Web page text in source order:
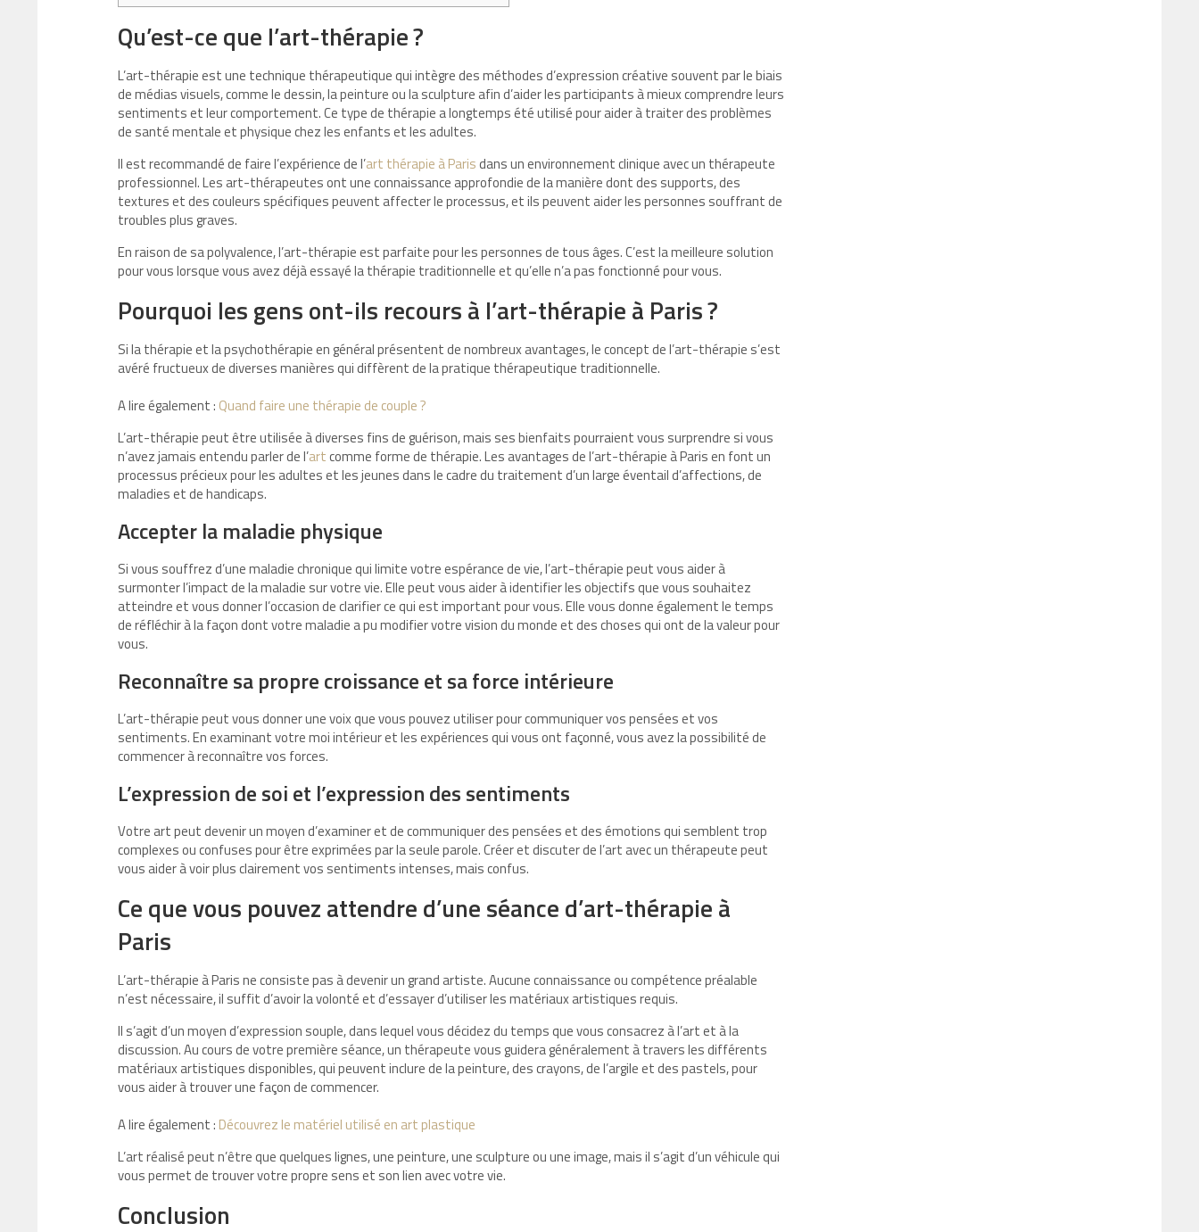
Qu’est-ce que l’art-thérapie ?
L’art-thérapie est une technique thérapeutique qui intègre des méthodes d’expression créative souvent par le biais
de médias visuels, comme le dessin, la peinture ou la sculpture afin d’aider les participants à mieux comprendre leurs
sentiments et leur comportement. Ce type de thérapie a longtemps été utilisé pour aider à traiter des problèmes
de santé mentale et physique chez les enfants et les adultes.
Il est recommandé de faire l’expérience de l’art thérapie à Parisdans un environnement clinique avec un thérapeute
professionnel. Les art-thérapeutes ont une connaissance approfondie de la manière dont des supports, des
textures et des couleurs spécifiques peuvent affecter le processus, et ils peuvent aider les personnes souffrant de
troubles plus graves.
En raison de sa polyvalence, l’art-thérapie est parfaite pour les personnes de tous âges. C’est la meilleure solution
pour vous lorsque vous avez déjà essayé la thérapie traditionnelle et qu’elle n’a pas fonctionné pour vous.
Pourquoi les gens ont-ils recours à l’art-thérapie à Paris ?
Si la thérapie et la psychothérapie en général présentent de nombreux avantages, le concept de l’art-thérapie s’est
avéré fructueux de diverses manières qui diffèrent de la pratique thérapeutique traditionnelle.
A lire également : Quand faire une thérapie de couple ?
L’art-thérapie peut être utilisée à diverses fins de guérison, mais ses bienfaits pourraient vous surprendre si vous
n’avez jamais entendu parler de l’artcomme forme de thérapie. Les avantages de l’art-thérapie à Paris en font un
processus précieux pour les adultes et les jeunes dans le cadre du traitement d’un large éventail d’affections, de
maladies et de handicaps.
Accepter la maladie physique
Si vous souffrez d’une maladie chronique qui limite votre espérance de vie, l’art-thérapie peut vous aider à
surmonter l’impact de la maladie sur votre vie. Elle peut vous aider à identifier les objectifs que vous souhaitez
atteindre et vous donner l’occasion de clarifier ce qui est important pour vous. Elle vous donne également le temps
de réfléchir à la façon dont votre maladie a pu modifier votre vision du monde et des choses qui ont de la valeur pour
vous.
Reconnaître sa propre croissance et sa force intérieure
L’art-thérapie peut vous donner une voix que vous pouvez utiliser pour communiquer vos pensées et vos
sentiments. En examinant votre moi intérieur et les expériences qui vous ont façonné, vous avez la possibilité de
commencer à reconnaître vos forces.
L’expression de soi et l’expression des sentiments
Votre art peut devenir un moyen d’examiner et de communiquer des pensées et des émotions qui semblent trop
complexes ou confuses pour être exprimées par la seule parole. Créer et discuter de l’art avec un thérapeute peut
vous aider à voir plus clairement vos sentiments intenses, mais confus.
Ce que vous pouvez attendre d’une séance d’art-thérapie à
Paris
L’art-thérapie à Paris ne consiste pas à devenir un grand artiste. Aucune connaissance ou compétence préalable
n’est nécessaire, il suffit d’avoir la volonté et d’essayer d’utiliser les matériaux artistiques requis.
Il s’agit d’un moyen d’expression souple, dans lequel vous décidez du temps que vous consacrez à l’art et à la
discussion. Au cours de votre première séance, un thérapeute vous guidera généralement à travers les différents
matériaux artistiques disponibles, qui peuvent inclure de la peinture, des crayons, de l’argile et des pastels, pour
vous aider à trouver une façon de commencer.
A lire également : Découvrez le matériel utilisé en art plastique
L’art réalisé peut n’être que quelques lignes, une peinture, une sculpture ou une image, mais il s’agit d’un véhicule qui
vous permet de trouver votre propre sens et son lien avec votre vie.
Conclusion